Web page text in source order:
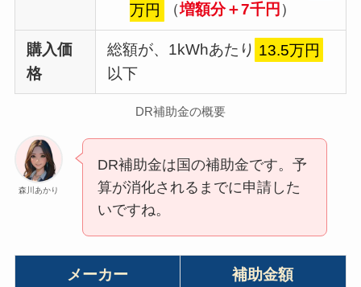
万円
（増額分＋7千円 ）
購入価
格
総額が、1kWhあたり 13.5万円
以下
DR補助金の概要
森川あかり
DR補助金は国の補助金です。予
算が消化されるまでに申請した
いですね。
メーカー 補助金額